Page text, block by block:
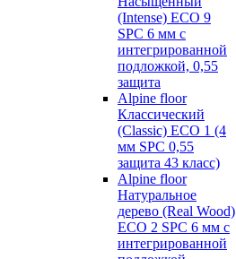
(Intense) ECO 9
SPC 6 мм с
интегрированной
подложкой, 0,55
защита
Alpine floor
Классический
(Classic) ECO 1 (4
мм SPC 0,55
защита 43 класс)
Alpine floor
Натуральное
дерево (Real Wood)
ECO 2 SPC 6 мм с
интегрированной